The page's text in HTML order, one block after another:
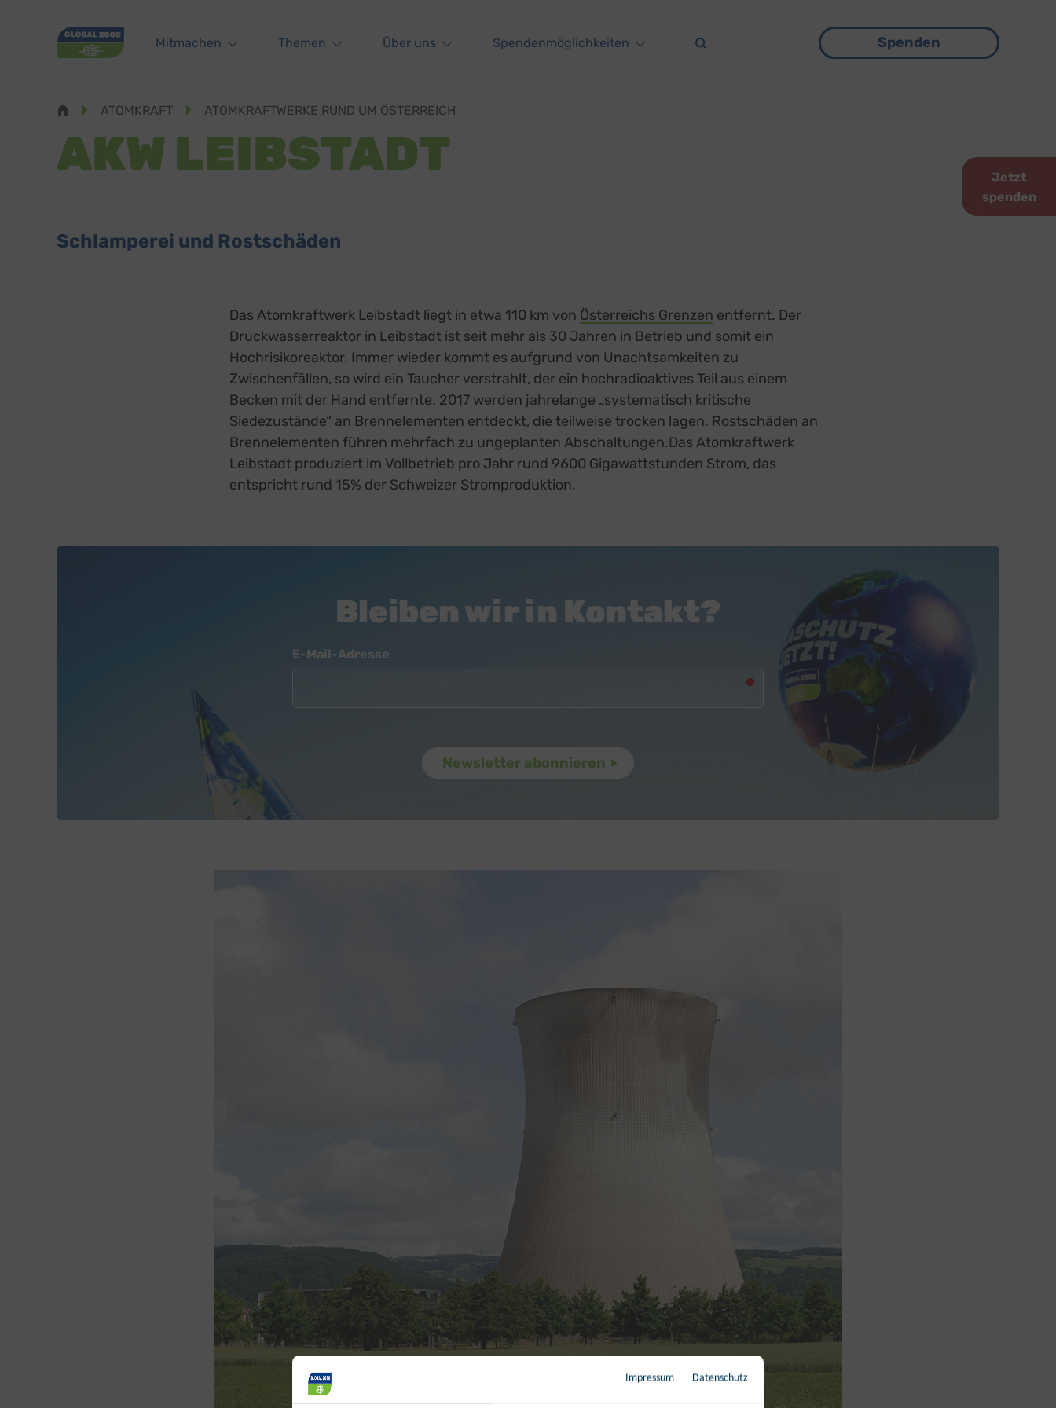
Mitmachen Themen Über uns Spendenmöglichkeiten Spenden
Jetzt
spenden
ATOMKRAFT ATOMKRAFTWERKE RUND UM ÖSTERREICH
AKW LEIBSTADT
Schlamperei und Rostschäden
Das Atomkraftwerk Leibstadt liegt in etwa 110 km von Österreichs Grenzen entfernt. Der
Druckwasserreaktor in Leibstadt ist seit mehr als 30 Jahren in Betrieb und somit ein
Hochrisikoreaktor. Immer wieder kommt es aufgrund von Unachtsamkeiten zu
Zwischenfällen, so wird ein Taucher verstrahlt, der ein hochradioaktives Teil aus einem
Becken mit der Hand entfernte. 2017 werden jahrelange „systematisch kritische
Siedezustände“ an Brennelementen entdeckt, die teilweise trocken lagen. Rostschäden an
Brennelementen führen mehrfach zu ungeplanten Abschaltungen.Das Atomkraftwerk
Leibstadt produziert im Vollbetrieb pro Jahr rund 9600 Gigawattstunden Strom, das
entspricht rund 15% der Schweizer Stromproduktion.
Bleiben wir in Kontakt?
E-Mail-Adresse
Impressum Datenschutz